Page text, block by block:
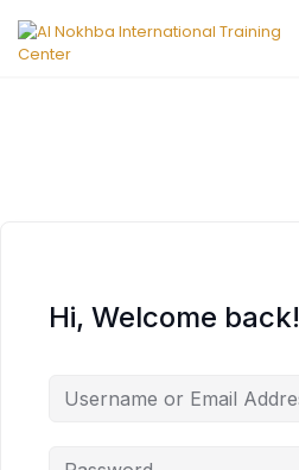
Hi, Welcome back!